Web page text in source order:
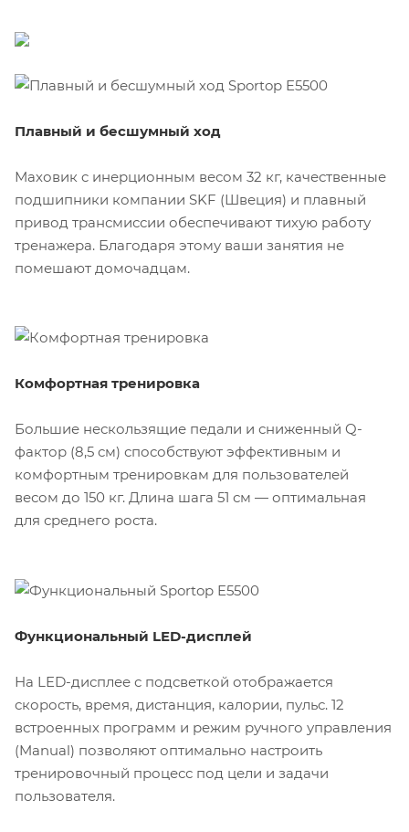
Плавный и бесшумный ход
Маховик c инерционным весом 32 кг, качественные
подшипники компании SKF (Швеция) и плавный
привод трансмиссии обеспечивают тихую работу
тренажера. Благодаря этому ваши занятия не
помешают домочадцам.
Комфортная тренировка
Большие нескользящие педали и сниженный Q-
фактор (8,5 см) способствуют эффективным и
комфортным тренировкам для пользователей
весом до 150 кг. Длина шага 51 см — оптимальная
для среднего роста.
Функциональный LED-дисплей
На LED-дисплее с подсветкой отображается
скорость, время, дистанция, калории, пульс. 12
встроенных программ и режим ручного управления
(Manual) позволяют оптимально настроить
тренировочный процесс под цели и задачи
пользователя.